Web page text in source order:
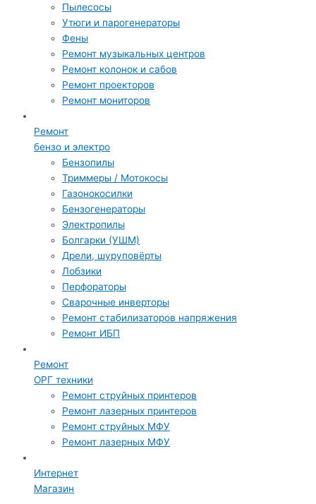
Пылесосы
Утюги и парогенераторы
Фены
Ремонт музыкальных центров
Ремонт колонок и сабов
Ремонт проекторов
Ремонт мониторов
Ремонт
бензо и электро
Бензопилы
Триммеры / Мотокосы
Газонокосилки
Бензогенераторы
Электропилы
Болгарки (УШМ)
Дрели, шуруповёрты
Лобзики
Перфораторы
Сварочные инверторы
Ремонт стабилизаторов напряжения
Ремонт ИБП
Ремонт
ОРГ техники
Ремонт струйных принтеров
Ремонт лазерных принтеров
Ремонт струйных МФУ
Ремонт лазерных МФУ
Интернет
Магазин